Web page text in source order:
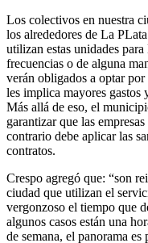
Los colectivos en nuestra
los alrededores de La
utilizan estas unidades
frecuencias o de alguna
verán obligados a optar
les implica mayores gastos
Más allá de eso, el
garantizar que las
contrario debe aplicar las
contratos.
Crespo agregó que: “son
ciudad que utilizan el
vergonzoso el tiempo que
algunos casos están una
de semana, el panorama